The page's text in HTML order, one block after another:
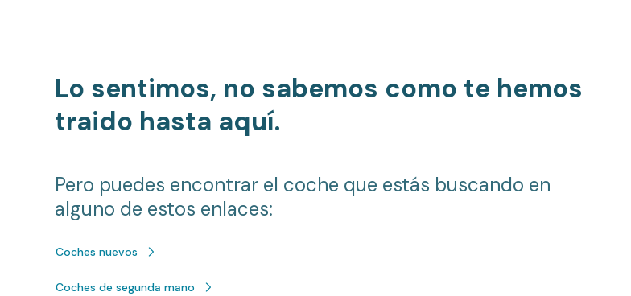
Lo sentimos, no sabemos como te hemos
traido hasta aquí.
Pero puedes encontrar el coche que estás buscando en
alguno de estos enlaces:
Coches nuevos
Coches de segunda mano